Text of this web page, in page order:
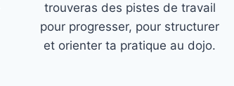
trouveras des pistes de travail
pour progresser, pour structurer
et orienter ta pratique au dojo.